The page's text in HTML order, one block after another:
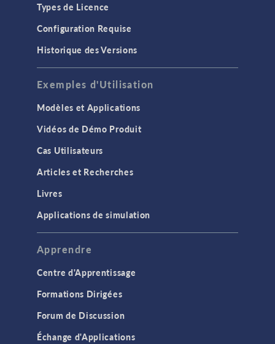
Types de Licence
Configuration Requise
Historique des Versions
Exemples d'Utilisation
Modèles et Applications
Vidéos de Démo Produit
Cas Utilisateurs
Articles et Recherches
Livres
Applications de simulation
Apprendre
Centre d'Apprentissage
Formations Dirigées
Forum de Discussion
Échange d'Applications